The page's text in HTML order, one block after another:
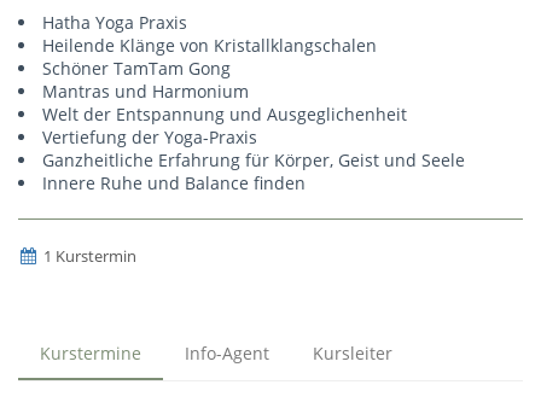
Hatha Yoga Praxis
Heilende Klänge von Kristallklangschalen
Schöner TamTam Gong
Mantras und Harmonium
Welt der Entspannung und Ausgeglichenheit
Vertiefung der Yoga-Praxis
Ganzheitliche Erfahrung für Körper, Geist und Seele
Innere Ruhe und Balance finden
1 Kurstermin
Kurstermine Info-Agent Kursleiter